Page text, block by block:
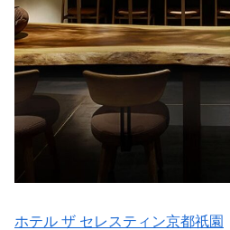
ホテル ザ セレスティン京都祇園